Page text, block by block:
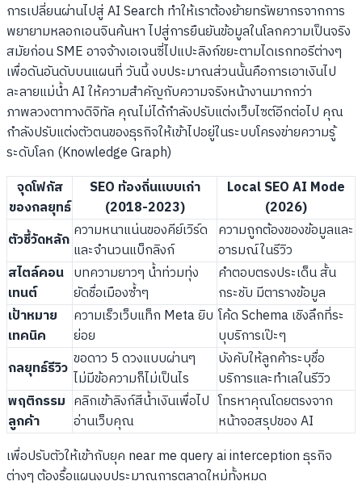
การเปลี่ยนผ่านไปสู่ AI Search ทำให้เราต้องย้ายทรัพยากรจากการ
พยายามหลอกเอนจินค้นหา ไปสู่การยืนยันข้อมูลในโลกความเป็นจริง
สมัยก่อน SME อาจจ้างเอเจนซี่ไปแปะลิงก์ขยะตามไดเรกทอรีต่างๆ
เพื่อดันอันดับบนแผนที่ วันนี้ งบประมาณส่วนนั้นคือการเอาเงินไป
ละลายแม่น้ำ AI ให้ความสำคัญกับความจริงหน้างานมากกว่า
ภาพลวงตาทางดิจิทัล คุณไม่ได้กำลังปรับแต่งเว็บไซต์อีกต่อไป คุณ
กำลังปรับแต่งตัวตนของธุรกิจให้เข้าไปอยู่ในระบบโครงข่ายความรู้
ระดับโลก (Knowledge Graph)
จุดโฟกัส
ของกลยุทธ์
SEO ท้องถิ่นแบบเก่า
(2018-2023)
Local SEO AI Mode
(2026)
ตัวชี้วัดหลัก ความหนาแน่นของคีย์เวิร์ด
และจำนวนแบ็กลิงก์
ความถูกต้องของข้อมูลและ
อารมณ์ในรีวิว
สไตล์คอน
เทนต์
บทความยาวๆ น้ำท่วมทุ่ง
ยัดชื่อเมืองซ้ำๆ
คำตอบตรงประเด็น สั้น
กระชับ มีตารางข้อมูล
เป้าหมาย
เทคนิค
ความเร็วเว็บแท็ก Meta ยิบ
ย่อย
โค้ด Schema เชิงลึกที่ระ
บุบริการเป๊ะๆ
กลยุทธ์รีวิว ขอดาว 5 ดวงแบบผ่านๆ
ไม่มีข้อความก็ไม่เป็นไร
บังคับให้ลูกค้าระบุชื่อ
บริการและทำเลในรีวิว
พฤติกรรม
ลูกค้า
คลิกเข้าลิงก์สีน้ำเงินเพื่อไป
อ่านเว็บคุณ
โทรหาคุณโดยตรงจาก
หน้าจอสรุปของ AI
เพื่อปรับตัวให้เข้ากับยุค near me query ai interception ธุรกิจ
ต่างๆ ต้องรื้อแผนงบประมาณการตลาดใหม่ทั้งหมด